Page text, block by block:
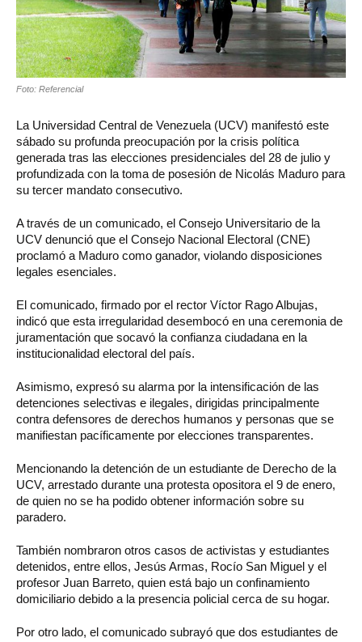
Foto: Referencial
La Universidad Central de Venezuela (UCV) manifestó este
sábado su profunda preocupación por la crisis política
generada tras las elecciones presidenciales del 28 de julio y
profundizada con la toma de posesión de Nicolás Maduro para
su tercer mandato consecutivo.
A través de un comunicado, el Consejo Universitario de la
UCV denunció que el Consejo Nacional Electoral (CNE)
proclamó a Maduro como ganador, violando disposiciones
legales esenciales.
El comunicado, firmado por el rector Víctor Rago Albujas,
indicó que esta irregularidad desembocó en una ceremonia de
juramentación que socavó la confianza ciudadana en la
institucionalidad electoral del país.
Asimismo, expresó su alarma por la intensificación de las
detenciones selectivas e ilegales, dirigidas principalmente
contra defensores de derechos humanos y personas que se
manifiestan pacíficamente por elecciones transparentes.
Mencionando la detención de un estudiante de Derecho de la
UCV, arrestado durante una protesta opositora el 9 de enero,
de quien no se ha podido obtener información sobre su
paradero.
También nombraron otros casos de activistas y estudiantes
detenidos, entre ellos, Jesús Armas, Rocío San Miguel y el
profesor Juan Barreto, quien está bajo un confinamiento
domiciliario debido a la presencia policial cerca de su hogar.
Por otro lado, el comunicado subrayó que dos estudiantes de